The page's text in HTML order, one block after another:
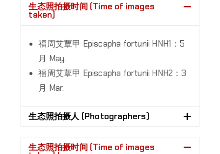
生态照拍摄时间 (Time of images
taken)
福周艾蕈甲 Episcapha fortunii HNH1：5
月 May.
福周艾蕈甲 Episcapha fortunii HNH2：3
月 Mar.
生态照拍摄人 (Photographers)
生态照拍摄时间 (Time of images